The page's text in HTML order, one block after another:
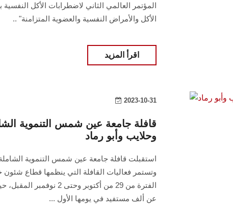
المؤتمر العالمي الثاني لاضطرابات الأكل
الأكل والأمراض النفسية والعضوية المتزامنة" ..
اقرأ المزيد
2023-10-31
قافلة جامعة عين شمس التنموية
وحلايب وأبو رماد
استقبلت قافلة جامعة عين شمس التنموية الشاملة
وتستمر فعاليات القافلة التي ينظمها قطاع شئون
الفترة من 29 من أكتوبر
عن ألف مستفيد في يومها الأول ...